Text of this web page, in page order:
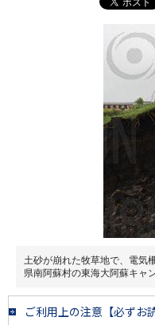
土砂が崩れた牧草地で、電気
県南阿蘇村の東海大阿蘇キャ
ご利用上の注意【必ずお